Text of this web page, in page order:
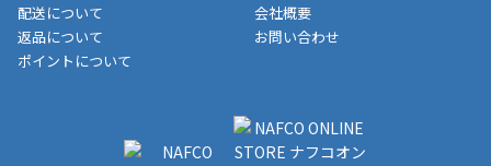
■店舗受取をご選択いただいた場合
ご注文が確認出来次第、お受取される店舗在庫を使用してご準備
をさせていただきます。店舗に在庫がない場合は店舗よりお取り
いただく場合がございます。店舗準備でのお渡しとなる為、商品
のみの受け渡しとなります。（箱や納品書は付属しておりませ
配送について
返品について
ポイントについて
会社概要
お問い合わせ